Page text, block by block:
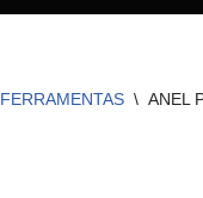
FERRAMENTAS \ ANEL